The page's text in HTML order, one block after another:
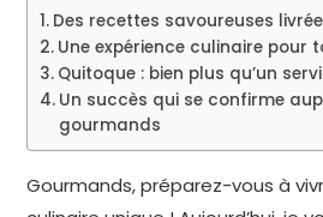
Des recettes savoureuses
Une expérience culinaire pour
Quitoque : bien plus qu’un
Un succès qui se confirme
gourmands
Gourmands, préparez-vous à